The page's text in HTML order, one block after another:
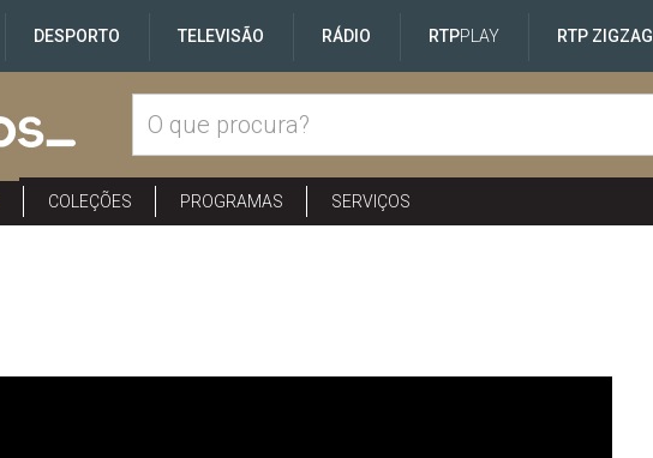
DESPORTO TELEVISÃO RÁDIO RTPPLAY RTP ZIGZAG
COLEÇÕES PROGRAMAS SERVIÇOS